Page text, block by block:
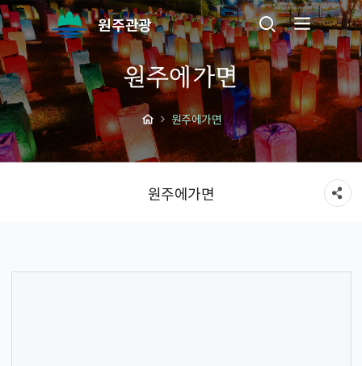
원주관광
원주에가면
원주에가면
원주에가면